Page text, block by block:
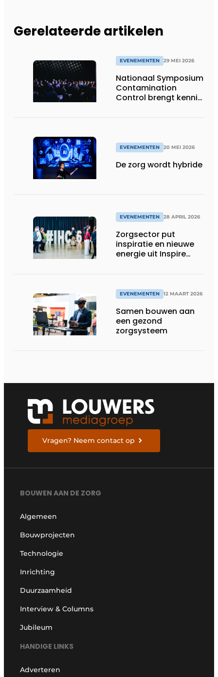
Gerelateerde artikelen
EVENEMENTEN 29 MEI 2026
Nationaal Symposium
Contamination
Control brengt kennis,
EVENEMENTEN 20 MEI 2026
De zorg wordt hybride
EVENEMENTEN 28 APRIL 2026
Zorgsector put
inspiratie en nieuwe
energie uit Inspire
EVENEMENTEN 12 MAART 2026
Samen bouwen aan
een gezond
zorgsysteem
Vragen? Neem contact op
BOUWEN AAN DE ZORG
Algemeen
Bouwprojecten
Technologie
Inrichting
Duurzaamheid
Interview & Columns
Jubileum
HANDIGE LINKS
Adverteren